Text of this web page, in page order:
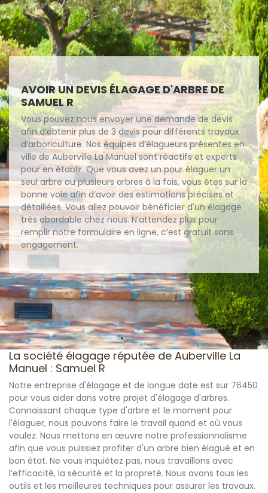
AVOIR UN DEVIS ÉLAGAGE D'ARBRE DE
SAMUEL R
Vous pouvez nous envoyer une demande de devis
afin d’obtenir plus de 3 devis pour différents travaux
d’arboriculture. Nos équipes d’élagueurs présentes en
ville de Auberville La Manuel sont réactifs et experts
pour en établir. Que vous avez un pour élaguer un
seul arbre ou plusieurs arbres à la fois, vous êtes sur la
bonne voie afin d’avoir des estimations précises et
détaillées. Vous allez pouvoir bénéficier d'un élagage
très abordable chez nous. N’attendez plus pour
remplir notre formulaire en ligne, c’est gratuit sans
engagement.
La société élagage réputée de Auberville La
Manuel : Samuel R
Notre entreprise d'élagage et de longue date est sur 76450
pour vous aider dans votre projet d'élagage d'arbres.
Connaissant chaque type d'arbre et le moment pour
l'élaguer, nous pouvons faire le travail quand et où vous
voulez. Nous mettons en œuvre notre professionnalisme
afin que vous puissiez profiter d'un arbre bien élagué et en
bon état. Ne vous inquiétez pas, nous travaillons avec
l’efficacité, la sécurité et la propreté. Nous avons tous les
outils et les meilleures techniques pour assurer les travaux.